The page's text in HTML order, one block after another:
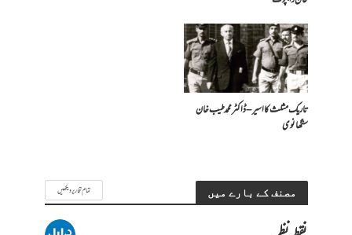
تاریک مثلث کا اسیر – ڈاکٹر محمد طیب خان
سنگھانوی
مصنف کے بارے میں تمام تحاریر دیکھیں